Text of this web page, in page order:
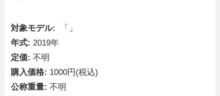
対象モデル:
「」
年式: 2019年
定価: 不明
購入価格: 1000円(税込)
公称重量: 不明